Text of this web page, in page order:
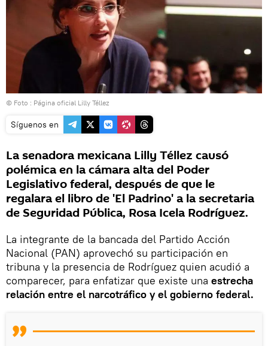
© Foto : Página oficial Lilly Téllez
Síguenos en
La senadora mexicana Lilly Téllez causó
polémica en la cámara alta del Poder
Legislativo federal, después de que le
regalara el libro de 'El Padrino' a la secretaria
de Seguridad Pública, Rosa Icela Rodríguez.
La integrante de la bancada del Partido Acción
Nacional (PAN) aprovechó su participación en
tribuna y la presencia de Rodríguez quien acudió a
comparecer, para enfatizar que existe una estrecha
relación entre el narcotráfico y el gobierno federal.